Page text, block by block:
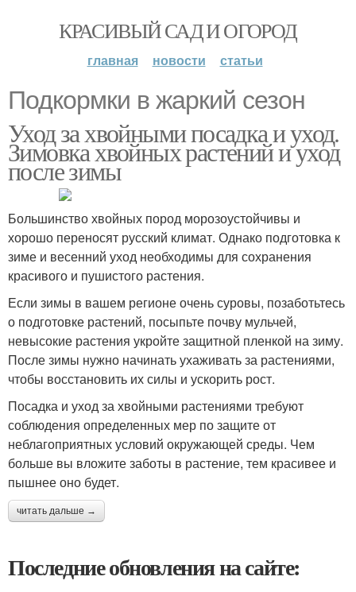
КРАСИВЫЙ САД И ОГОРОД
главная новости статьи
Подкормки в жаркий сезон
Уход за хвойными посадка и уход.
Зимовка хвойных растений и уход
после зимы
​Большинство хвойных пород морозоустойчивы и
хорошо переносят русский климат. Однако подготовка к
зиме и весенний уход необходимы для сохранения
красивого и пушистого растения.
Если зимы в вашем регионе очень суровы, позаботьтесь
о подготовке растений, посыпьте почву мульчей,
невысокие растения укройте защитной пленкой на зиму.
После зимы нужно начинать ухаживать за растениями,
чтобы восстановить их силы и ускорить рост.
Посадка и уход за хвойными растениями требуют
соблюдения определенных мер по защите от
неблагоприятных условий окружающей среды. Чем
больше вы вложите заботы в растение, тем красивее и
пышнее оно будет.
читать дальше →
Последние обновления на сайте: